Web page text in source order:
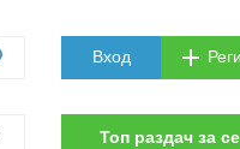
Вход
Топ раздач за